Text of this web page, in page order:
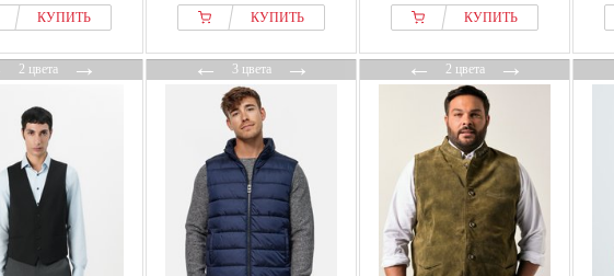
КУПИТЬ КУПИТЬ КУПИТЬ
2 цвета→ ←3 цвета→ ←2 цвета→